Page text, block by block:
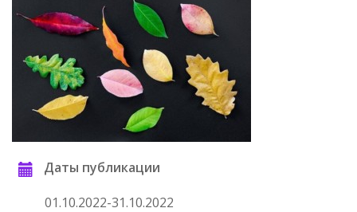
Даты публикации
01.10.2022-31.10.2022